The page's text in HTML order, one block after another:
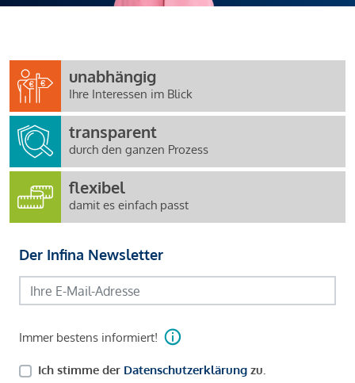
unabhängig
Ihre Interessen im Blick
transparent
durch den ganzen Prozess
flexibel
damit es einfach passt
Der Infina Newsletter
Immer bestens informiert!
Ich stimme der Datenschutzerklärung zu.